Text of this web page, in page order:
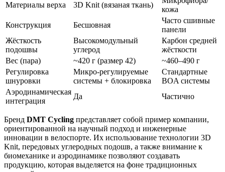
Материалы верха
3D Knit (вязаная ткань)
кожа
Конструкция
Бесшовная
Часто сшивные
панели
Жёсткость
подошвы
Высокомодульный
углерод
Карбон средней
жёсткости
Вес (пара)
~420 г (размер 42)
~460–490 г
Регулировка
шнуровки
Микро-регулируемые
системы + блокировка
Стандартные
BOA системы
Аэродинамическая
интеграция
Да Частично
Бренд DMT Cycling представляет собой пример компании,
ориентированной на научный подход и инженерные
инновации в велоспорте. Их использование технологии 3D
Knit, передовых углеродных подошв, а также внимание к
биомеханике и аэродинамике позволяют создавать
продукцию, которая выделяется на фоне традиционных